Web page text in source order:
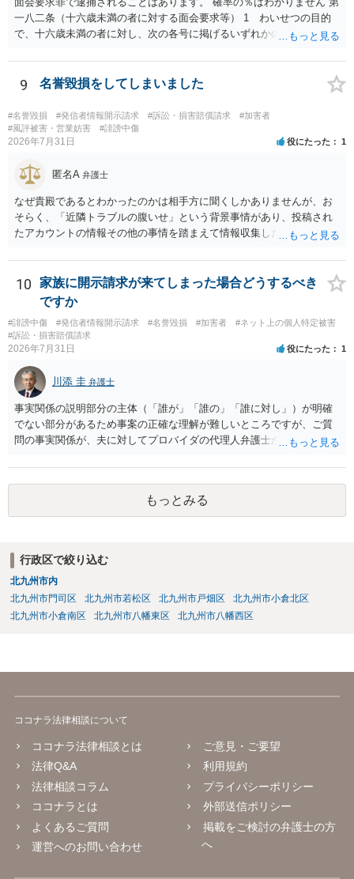
一八二条（十六歳未満の者に対する面会要求等） 1 わいせつの目的
で、十六歳未満の者に対し、次の各号に掲げるいずれかの行為をした
が生まれた日より五年以上前の日に生まれた者に限る。）は、一年以
下の拘禁刑又は五十万円以下の罰金に処する。 一 威迫し、偽計を用
反復して面会を要求すること。 三 金銭その他の利益を供与し、又は
その申込み若しくは約束をして面会を要求すること。 2前項の罪を犯
し、よってわいせつの目的で当該十六歳未満の者と面会をした者は、
9 名誉毀損をしてしまいました
#名誉毀損 #発信者情報開示請求 #訴訟・損害賠償請求
#加害者
#風評被害・営業妨害
#誹謗中傷
2026年7月31日 役にたった 1
匿名A 弁護士
なぜ貴殿であるとわかったのかは相手方に聞くしかありませんが、お
そらく、「近隣トラブルの腹いせ」という背景事情があり、投稿され
たアカウントの情報その他の事情を踏まえて情報収集した結果、この
貴殿が投稿した事実を認めてしまったことで「答え合わせ」になって
しまったのではないでしょうか。 相手方の動きについても、相手方次
第ですので何とも言えません。公開の場で回答するには情報が乏し
く、ここで詳細を明らかにすることは事案の特定に繋がってしまうの
で、弁護士へ直接相談した方がよいです。
10
家族に開示請求が来てしまった場合どうするべき
ですか
#誹謗中傷 #発信者情報開示請求 #名誉毀損 #加害者
#ネット上の個人特定被害
#訴訟・損害賠償請求
2026年7月31日 役にたった 1
川添 圭 弁護士
事実関係の説明部分の主体（「誰が」「誰の」「誰に対し」）が明確
でない部分があるため事案の正確な理解が難しいところですが、ご質
問の事実関係が、夫に対してプロバイダの代理人弁護士から発信者情
情報として夫の氏名と住所が開示され、開示請求者（の代理人弁護
士）が、夫に対して内容証明郵便を送ったり訴訟の提起がなされたり
する可能性があるように思われます。この場合は、開示請求者（とあ
る女性？）の代理人弁護士へ、実は投稿者があなたであるという内容
を入れた「相手方の法律事務所」というのがプロバイダの代理人の事
務所であるのか、それとも開示請求者の代理人の事務所なのかが不明
ですが、もし前者であれば、書類の再送要請にはあまり意味はなく、
一方、後者であるなら、夫を被告として提訴に至る可能性も考える必
要が出てきます。 あなたと夫との夫婦関係の状況（別居中なのか、夫
もっとみる
行政区で絞り込む
北九州市内
北九州市門司区
北九州市若松区 北九州市戸畑区
北九州市小倉北区
北九州市小倉南区
北九州市八幡東区 北九州市八幡西区
ココナラ法律相談について
ココナラ法律相談とは
法律Q&A
法律相談コラム
ココナラとは
よくあるご質問
運営へのお問い合わせ
ご意見・ご要望
利用規約
プライバシーポリシー
外部送信ポリシー
掲載をご検討の弁護士の方
へ